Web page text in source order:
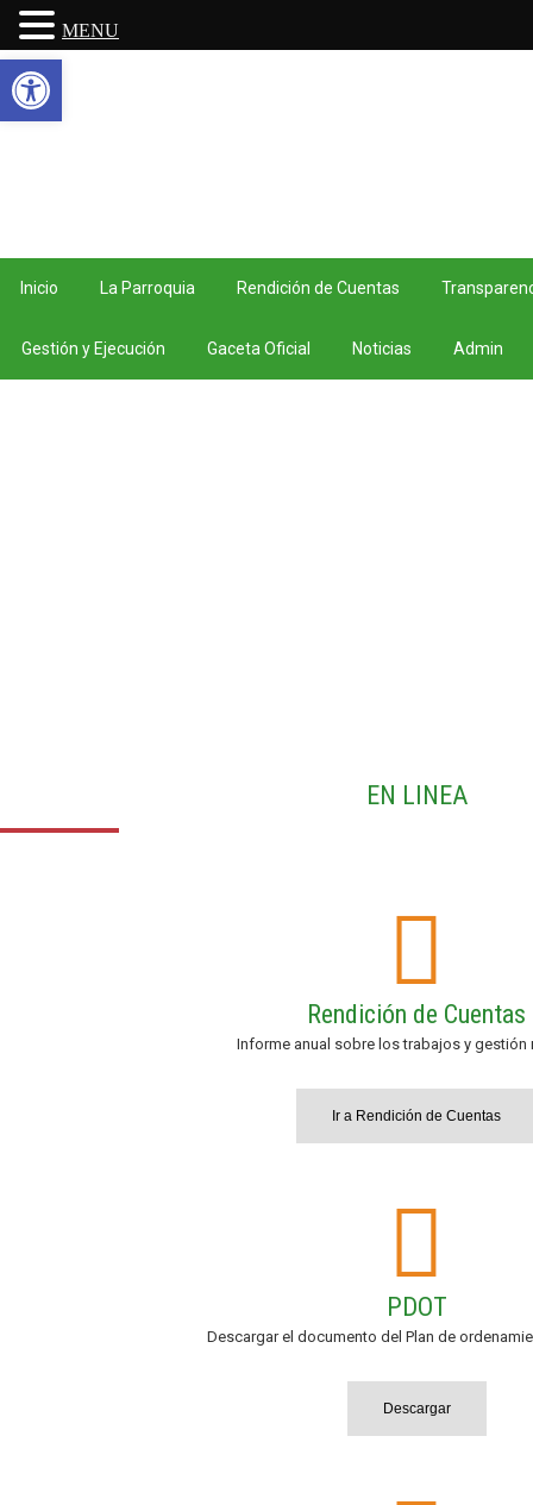
Inicio La Parroquia Rendición de Cuentas
Gestión y Ejecución Gaceta Oficial Noticias Admin
EN LINEA
Rendición de Cuentas
Informe anual sobre los trabajos y gestión
Ir a Rendición de Cuentas
PDOT
Descargar el documento del Plan de
Descargar
MENU
Abrir barra de herramientas